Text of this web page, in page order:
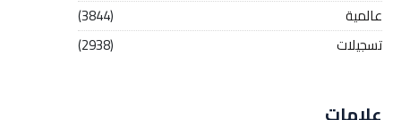
عالمية
(3844)
تسجيلات
(2938)